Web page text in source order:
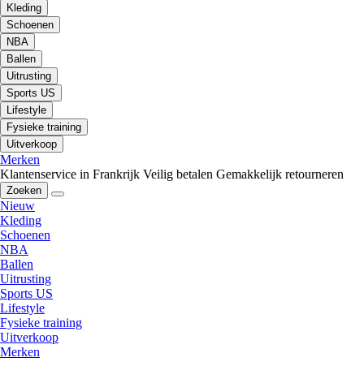
Kleding
Schoenen
NBA
Ballen
Uitrusting
Sports US
Lifestyle
Fysieke training
Uitverkoop
Merken
Klantenservice in Frankrijk Veilig betalen Gemakkelijk retourneren
Zoeken
Nieuw
Kleding
Schoenen
NBA
Ballen
Uitrusting
Sports US
Lifestyle
Fysieke training
Uitverkoop
Merken